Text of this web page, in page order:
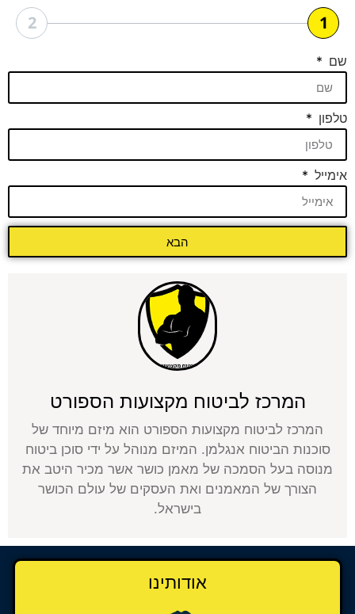
1
2
שם
טלפון
אימייל
הבא
המרכז לביטוח מקצועות הספורט
המרכז לביטוח מקצועות הספורט הוא מיזם מיוחד של
סוכנות הביטוח אנגלמן. המיזם מנוהל על ידי סוכן ביטוח
מנוסה בעל הסמכה של מאמן כושר אשר מכיר היטב את
הצורך של המאמנים ואת העסקים של עולם הכושר
בישראל.
אודותינו